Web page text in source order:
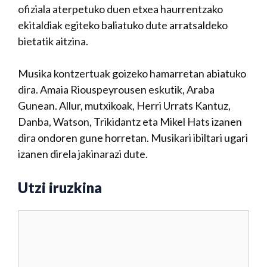
ofiziala aterpetuko duen etxea haurrentzako
ekitaldiak egiteko baliatuko dute arratsaldeko
bietatik aitzina.
Musika kontzertuak goizeko hamarretan abiatuko
dira. Amaia Riouspeyrousen eskutik, Araba
Gunean. Allur, mutxikoak, Herri Urrats Kantuz,
Danba, Watson, Trikidantz eta Mikel Hats izanen
dira ondoren gune horretan. Musikari ibiltari ugari
izanen direla jakinarazi dute.
Utzi iruzkina